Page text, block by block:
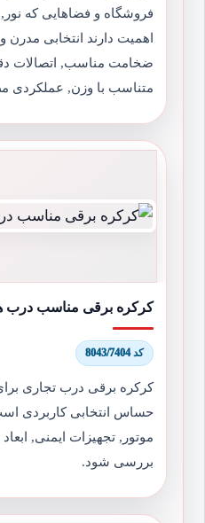
فروشگاه و فضاهایی که
اهمیت دارند انتخابی مدرن
ضخامت مناسب, اتصالات
متناسب با وزن, عملکردی
کرکره برقی مناسب درب
کد 8043/7404
کرکره برقی درب تجاری
حساس انتخابی کاربردی است
موتور, تجهیزات ایمنی,
بررسی شود.